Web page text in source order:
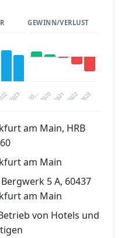
2023
GEWINN/VERLUST
20… 2021 2023
2020 2022
kostenloser
am Main, HRB
am Main
5 A, 60437
am Main
von Hotels und